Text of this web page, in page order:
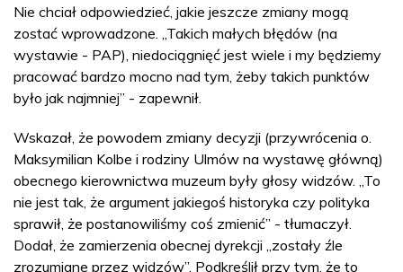
Nie chciał odpowiedzieć, jakie jeszcze zmiany mogą
zostać wprowadzone. „Takich małych błędów (na
wystawie - PAP), niedociągnięć jest wiele i my będziemy
pracować bardzo mocno nad tym, żeby takich punktów
było jak najmniej” - zapewnił.
Wskazał, że powodem zmiany decyzji (przywrócenia o.
Maksymilian Kolbe i rodziny Ulmów na wystawę główną)
obecnego kierownictwa muzeum były głosy widzów. „To
nie jest tak, że argument jakiegoś historyka czy polityka
sprawił, że postanowiliśmy coś zmienić” - tłumaczył.
Dodał, że zamierzenia obecnej dyrekcji „zostały źle
zrozumiane przez widzów”. Podkreślił przy tym, że to